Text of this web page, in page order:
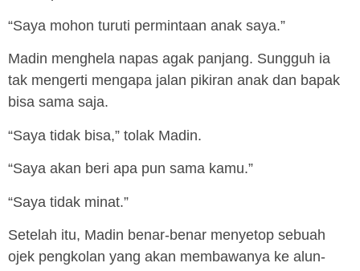
“Saya mohon turuti permintaan anak saya.”
Madin menghela napas agak panjang. Sungguh ia
tak mengerti mengapa jalan pikiran anak dan bapak
bisa sama saja.
“Saya tidak bisa,” tolak Madin.
“Saya akan beri apa pun sama kamu.”
“Saya tidak minat.”
Setelah itu, Madin benar-benar menyetop sebuah
ojek pengkolan yang akan membawanya ke alun-